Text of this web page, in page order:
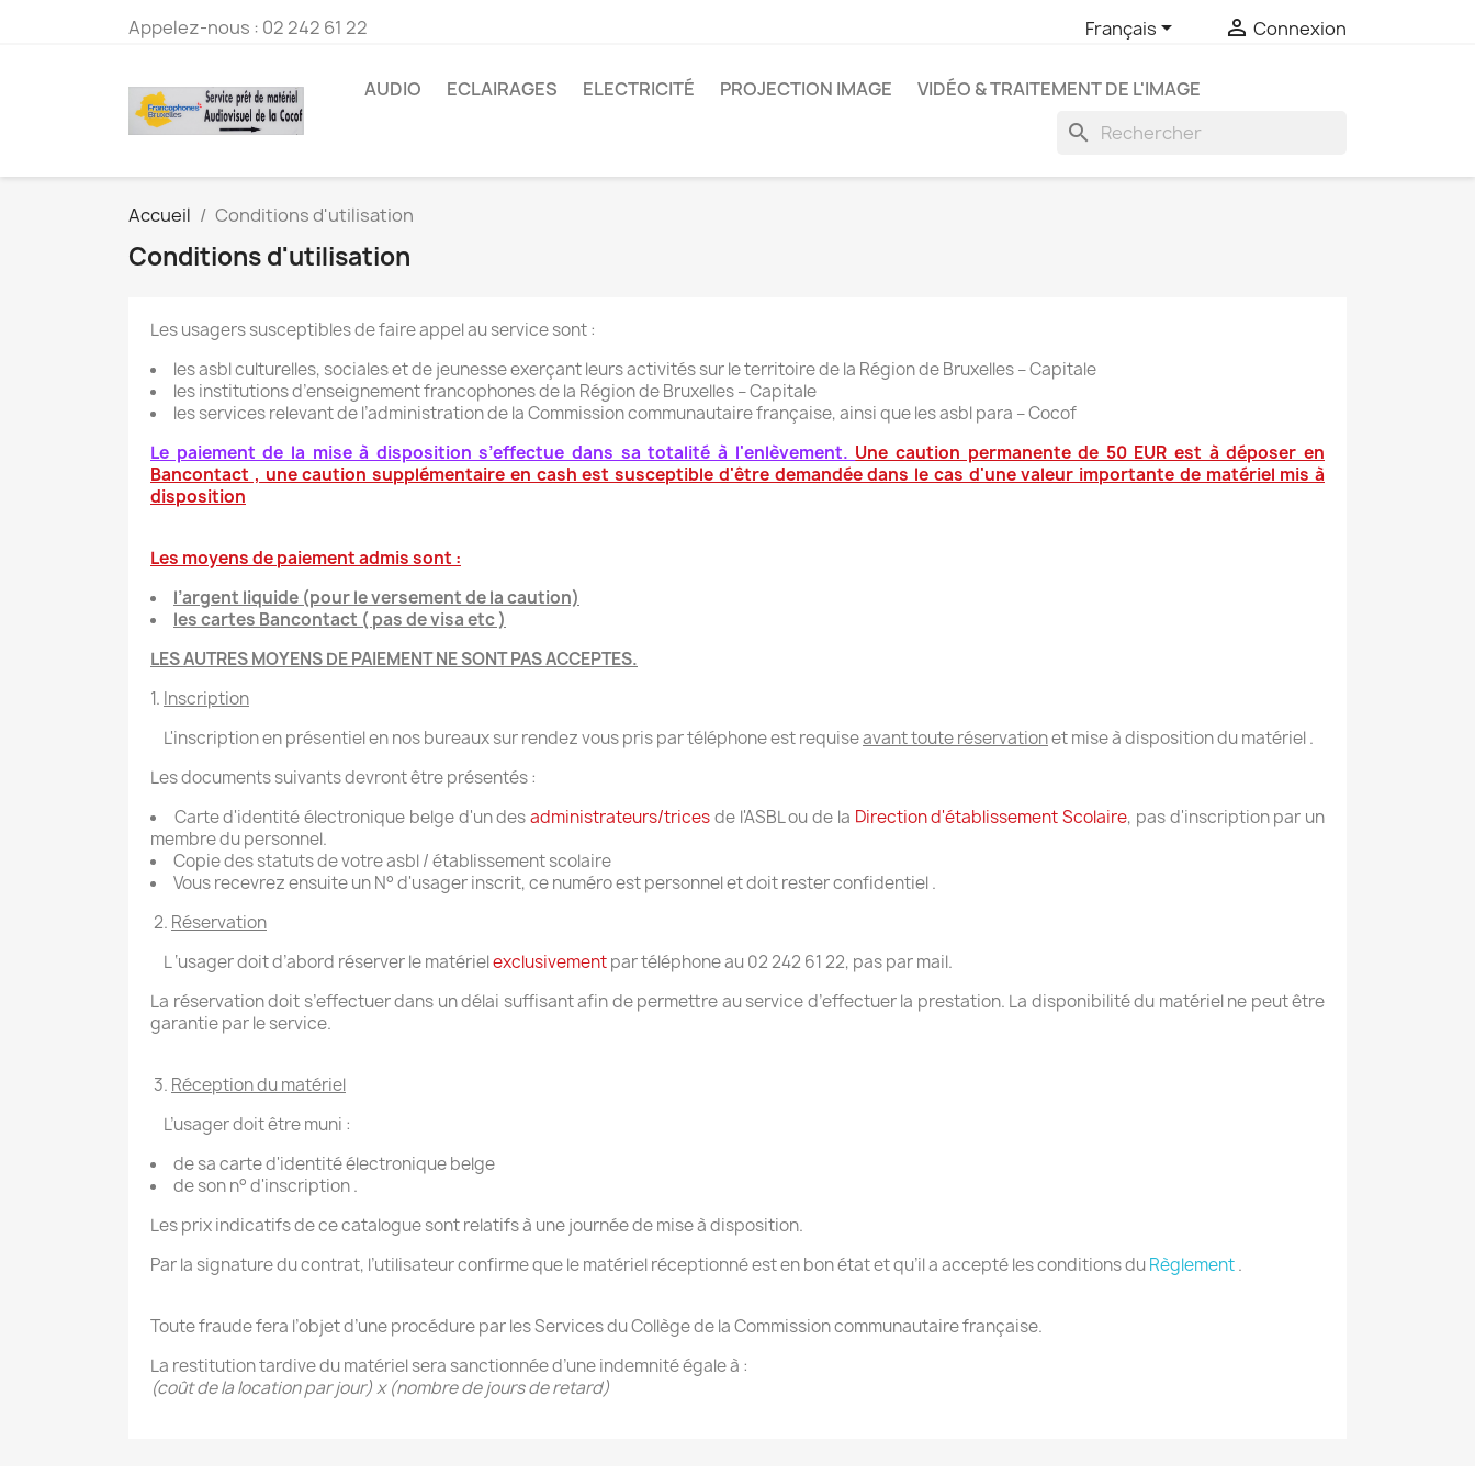
Appelez-nous : 02 242 61 22 Français  Connexion
AUDIO ECLAIRAGES ELECTRICITÉ PROJECTION IMAGE VIDÉO & TRAITEMENT DE L'IMAGE
search
Accueil Conditions d'utilisation
Conditions d'utilisation
Les usagers susceptibles de faire appel au service sont :
les asbl culturelles, sociales et de jeunesse exerçant leurs activités sur le territoire de la Région de Bruxelles – Capitale
les institutions d’enseignement francophones de la Région de Bruxelles – Capitale
les services relevant de l’administration de la Commission communautaire française, ainsi que les asbl para – Cocof
Le paiement de la mise à disposition s’effectue dans sa totalité à l'enlèvement. Une caution permanente de 50 EUR est à déposer en
Bancontact , une caution supplémentaire en cash est susceptible d'être demandée dans le cas d'une valeur importante de matériel mis à
disposition
Les moyens de paiement admis sont :
l’argent liquide (pour le versement de la caution)
les cartes Bancontact ( pas de visa etc )
LES AUTRES MOYENS DE PAIEMENT NE SONT PAS ACCEPTES.
1. Inscription
L'inscription en présentiel en nos bureaux sur rendez vous pris par téléphone est requiseavant toute réservationet mise à disposition du matériel .
Les documents suivants devront être présentés :
Carte d'identité électronique belge d'un desadministrateurs/tricesde l'ASBL ou de la Direction d'établissement Scolaire, pas d'inscription par un
membre du personnel.
Copie des statuts de votre asbl / établissement scolaire
Vous recevrez ensuite un N° d'usager inscrit, ce numéro est personnel et doit rester confidentiel .
2. Réservation
L ‘usager doit d’abord réserver le matérielexclusivementpar téléphone au 02 242 61 22, pas par mail.
La réservation doit s’effectuer dans un délai suffisant afin de permettre au service d’effectuer la prestation. La disponibilité du matériel ne peut être
garantie par le service.
3. Réception du matériel
L’usager doit être muni :
de sa carte d'identité électronique belge
de son n° d'inscription .
Les prix indicatifs de ce catalogue sont relatifs à une journée de mise à disposition.
Par la signature du contrat, l’utilisateur confirme que le matériel réceptionné est en bon état et qu’il a accepté les conditions duRèglement.
Toute fraude fera l’objet d’une procédure par les Services du Collège de la Commission communautaire française.
La restitution tardive du matériel sera sanctionnée d’une indemnité égale à :
(coût de la location par jour) x (nombre de jours de retard)